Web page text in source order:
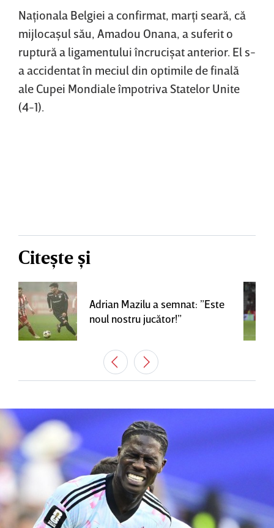
Naţionala Belgiei a confirmat, marţi seară, că
mijlocaşul său, Amadou Onana, a suferit o
ruptură a ligamentului încrucişat anterior. El s-
a accidentat în meciul din optimile de finală
ale Cupei Mondiale împotriva Statelor Unite
(4-1).
Citește și
Adrian Mazilu a semnat: ”Este
noul nostru jucător!”